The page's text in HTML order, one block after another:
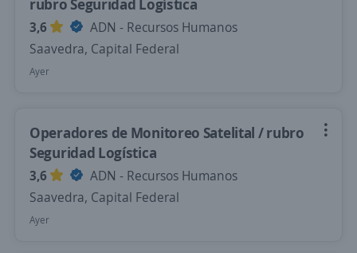
rubro Seguridad Logística
3,6
ADN - Recursos Humanos
Saavedra, Capital Federal
Ayer
Operadores de Monitoreo Satelital / rubro
Seguridad Logística
3,6
ADN - Recursos Humanos
Saavedra, Capital Federal
Ayer